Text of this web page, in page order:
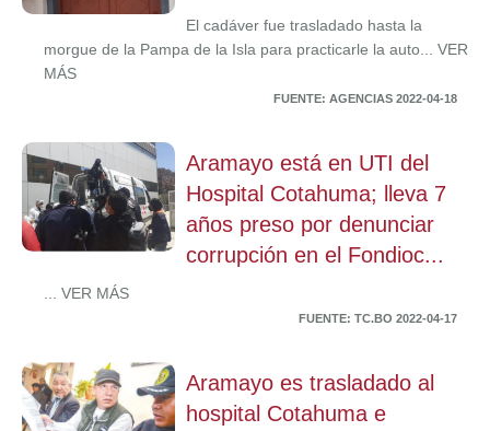
El cadáver fue trasladado hasta la
morgue de la Pampa de la Isla para practicarle la auto... VER
MÁS
FUENTE: AGENCIAS 2022-04-18
Aramayo está en UTI del
Hospital Cotahuma; lleva 7
años preso por denunciar
corrupción en el Fondioc...
... VER MÁS
FUENTE: TC.BO 2022-04-17
Aramayo es trasladado al
hospital Cotahuma e